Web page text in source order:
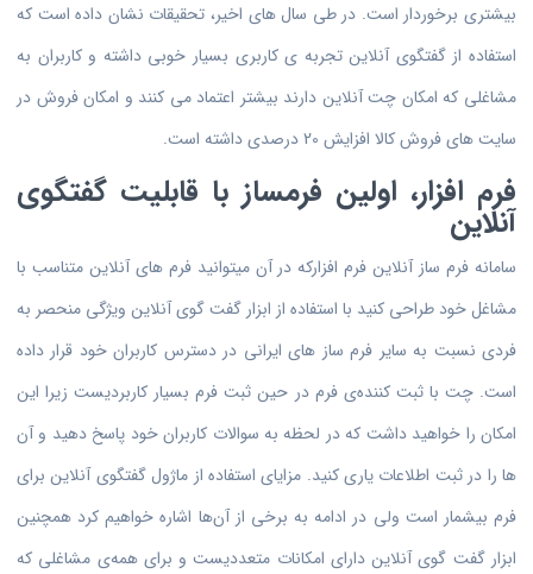
بیشتری برخوردار است. در طی سال های اخیر، تحقیقات نشان داده است که
استفاده از گفتگوی آنلاین تجربه ی کاربری بسیار خوبی داشته و کاربران به
مشاغلی که امکان چت آنلاین دارند بیشتر اعتماد می کنند و امکان فروش در
سایت های فروش کالا افزایش 20 درصدی داشته است.
فرم افزار، اولین فرمساز با قابلیت گفتگوی
آنلاین
سامانه فرم ساز آنلاین فرم افزارکه در آن میتوانید فرم های آنلاین متناسب با
مشاغل خود طراحی کنید با استفاده از ابزار گفت گوی آنلاین ویژگی منحصر به
فردی نسبت به سایر فرم ساز های ایرانی در دسترس کاربران خود قرار داده
است. چت با ثبت کننده‌ی فرم در حین ثبت فرم بسیار کاربردیست زیرا این
امکان را خواهید داشت که در لحظه به سوالات کاربران خود پاسخ دهید و آن
ها را در ثبت اطلاعات یاری کنید. مزایای استفاده از ماژول گفتگوی آنلاین برای
فرم بیشمار است ولی در ادامه به برخی از آن‌ها اشاره خواهیم کرد همچنین
ابزار گفت گوی آنلاین دارای امکانات متعددیست و برای همه‌ی مشاغلی که